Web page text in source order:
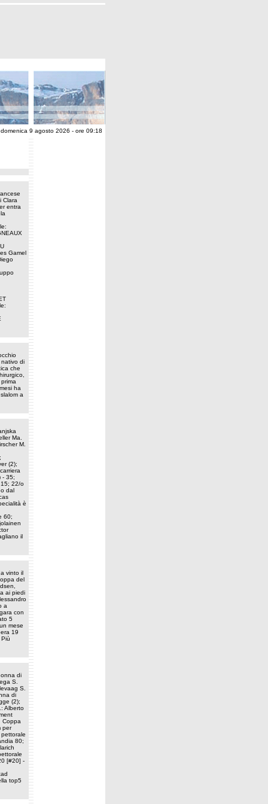
domenica 9 agosto 2026 - ore 09:18
Clara
entra
Gamel
di
che
ha
a
Ma.
M.
(2);
- 35;
15; 22/o
dal
è
60;
il
vinto il
del
ai piedi
a
con
5
mese
19
di
S.
S.
di
(2);
Alberto
Coppa
per
80;
[#20] -
top5